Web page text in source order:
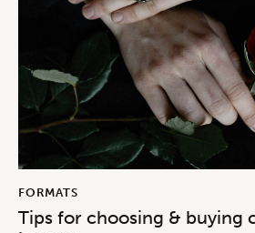
FORMATS
Tips for choosing & buying